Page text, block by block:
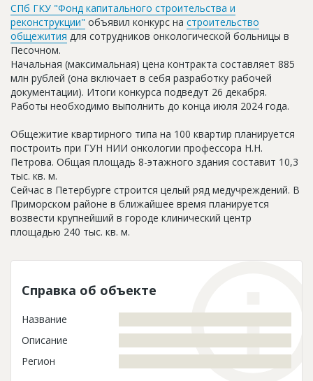
Новости
Платные услуги
Пресс-релизы
Правила работы
Личный кабинет
СПб ГКУ "Фонд капитального строительства и
реконструкции" объявил конкурс на строительство
общежития для сотрудников онкологической больницы в
Песочном.
Начальная (максимальная) цена контракта составляет 885
млн рублей (она включает в себя разработку рабочей
документации). Итоги конкурса подведут 26 декабря.
Работы необходимо выполнить до конца июля 2024 года.
Общежитие квартирного типа на 100 квартир планируется
построить при ГУН НИИ онкологии профессора Н.Н.
Петрова. Общая площадь 8-этажного здания составит 10,3
тыс. кв. м.
Сейчас в Петербурге строится целый ряд медучреждений. В
Приморском районе в ближайшее время планируется
возвести крупнейший в городе клинический центр
площадью 240 тыс. кв. м.
Справка об объекте
Название
Описание
Регион